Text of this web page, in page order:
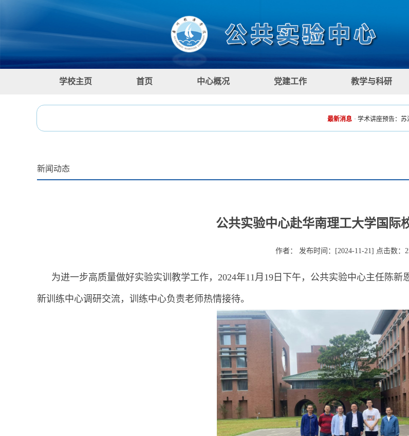
学校主页 首页 中心概况 党建工作 教学与科研
最新消息 ·学术讲座预告：苏满佳
新闻动态
公共实验中心赴华南理工大学国际
作者： 发布时间：[2024-11-21] 点击数：
为进一步高质量做好实验实训教学工作，2024年11月19日下午，公共实验中心主任陈
新训练中心调研交流，训练中心负责老师热情接待。